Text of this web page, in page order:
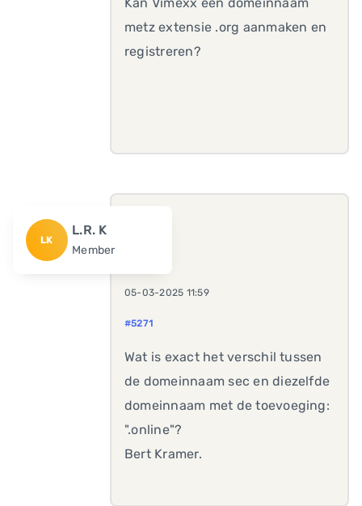
metz extensie .org aanmaken en
registreren?
LK
L.R. K
Member
05-03-2025 11:59
#5271
Wat is exact het verschil tussen
de domeinnaam sec en diezelfde
domeinnaam met de toevoeging:
".online"?
Bert Kramer.